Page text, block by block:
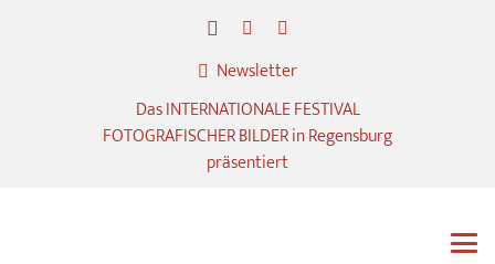
Newsletter
Das INTERNATIONALE FESTIVAL
FOTOGRAFISCHER BILDER in Regensburg
präsentiert